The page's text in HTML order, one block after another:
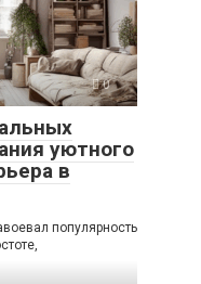
0
уютного
в
популярность